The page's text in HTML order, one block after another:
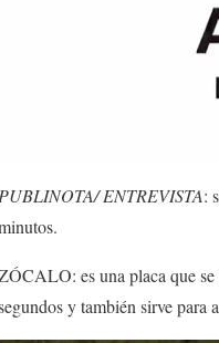
PUBLINOTA/ ENTREVISTA:
es una placa que
y también sirve para